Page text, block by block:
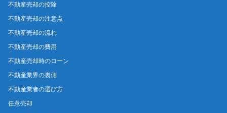
不動産売却の控除
不動産売却の注意点
不動産売却の流れ
不動産売却の費用
不動産売却時のローン
不動産業界の裏側
不動産業者の選び方
任意売却